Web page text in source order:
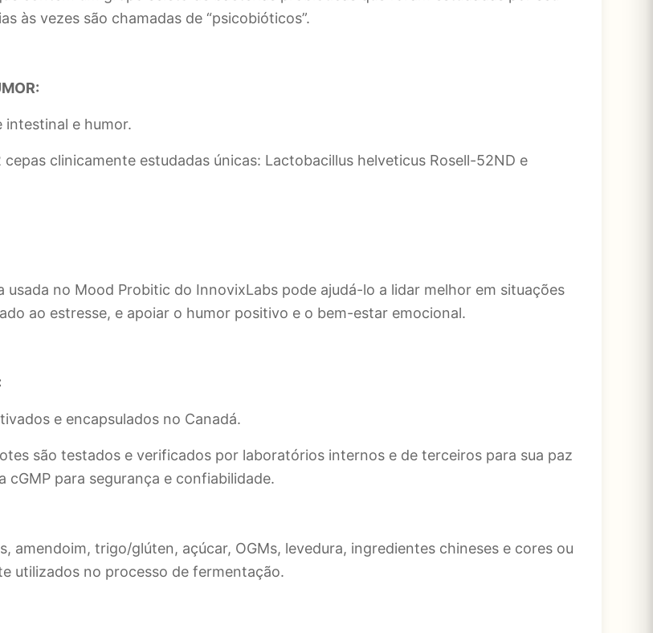
às vezes são chamadas de “psicobióticos”.
intestinal e humor.
clinicamente estudadas únicas: Lactobacillus helveticus Rosell-52ND e
no Mood Probitic do InnovixLabs pode ajudá-lo a lidar melhor em situações
ao estresse, e apoiar o humor positivo e o bem-estar emocional.
e encapsulados no Canadá.
são testados e verificados por laboratórios internos e de terceiros para sua paz
para segurança e confiabilidade.
amendoim, trigo/glúten, açúcar, OGMs, levedura, ingredientes chineses e cores ou
utilizados no processo de fermentação.